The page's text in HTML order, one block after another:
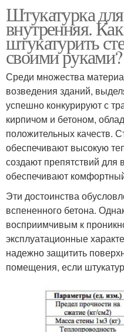
Штукатурка
внутренняя.
штукатурить
своими руками?
Среди множества
возведения зданий,
успешно конкурируют с
кирпичом и бетоном,
положительных качеств.
обеспечивают высокую
создают препятствий
обеспечивают
Эти достоинства
вспененного бетона.
восприимчивым к
эксплуатационные
надежно защитить
помещения, если